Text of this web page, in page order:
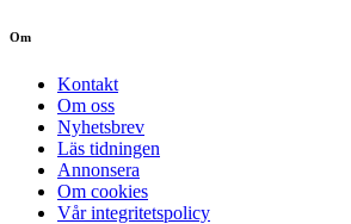
Om
Kontakt
Om oss
Nyhetsbrev
Läs tidningen
Annonsera
Om cookies
Vår integritetspolicy